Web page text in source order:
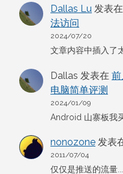
Dallas Lu 发表在
法访问
2024/07/20
文章内容中插入了
Dallas 发表在
电脑简单评测
2024/01/09
Android 山寨板我
nonozone 发表
2011/07/04
仅仅是推送的流量...